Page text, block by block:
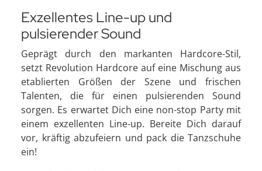
Exzellentes Line-up und
pulsierender Sound
Geprägt durch den markanten Hardcore-Stil,
setzt Revolution Hardcore auf eine Mischung aus
etablierten Größen der Szene und frischen
Talenten, die für einen pulsierenden Sound
sorgen. Es erwartet Dich eine non-stop Party mit
einem exzellenten Line-up. Bereite Dich darauf
vor, kräftig abzufeiern und pack die Tanzschuhe
ein!